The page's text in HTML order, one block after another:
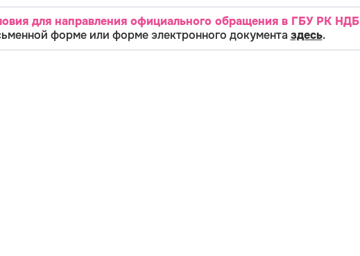
для направления официального обращения в ГБУ РК НДБ
форме или форме электронного документа здесь.